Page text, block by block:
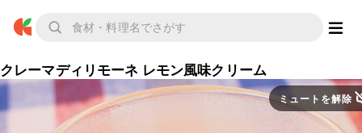
クレーマディリモーネ レモン風味クリーム
ミュートを解除